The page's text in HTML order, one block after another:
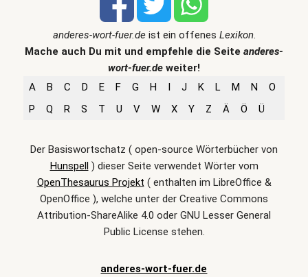
anderes-wort-fuer.deist ein offenes Lexikon.
Mache auch Du mit und empfehle die Seite anderes-
wort-fuer.de weiter!
A
B C D E F G H I J K L M N
O
P
Q R S T U V W X Y Z Ä Ö Ü
Der Basiswortschatz ( open-source Wörterbücher von
Hunspell) dieser Seite verwendet Wörter vom
OpenThesaurus Projekt ( enthalten im LibreOffice &
OpenOffice ), welche unter der Creative Commons
Attribution-ShareAlike 4.0 oder GNU Lesser General
Public License stehen.
anderes-wort-fuer.de